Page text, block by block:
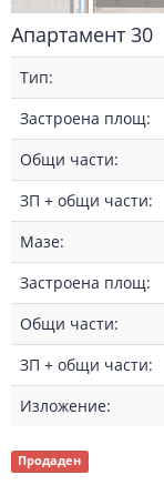
Апартамент 30
Тип:
Застроена площ:
Общи части:
ЗП + общи части:
Мазе:
Застроена площ:
Общи части:
ЗП + общи части:
Изложение:
Продаден